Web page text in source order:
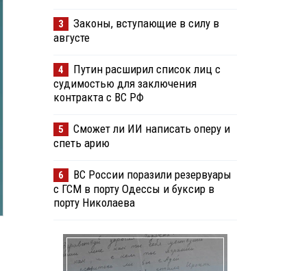
3
Законы, вступающие в силу в
августе
4
Путин расширил список лиц с
судимостью для заключения
контракта с ВС РФ
5
Сможет ли ИИ написать оперу и
спеть арию
6
ВС России поразили резервуары
с ГСМ в порту Одессы и буксир в
порту Николаева